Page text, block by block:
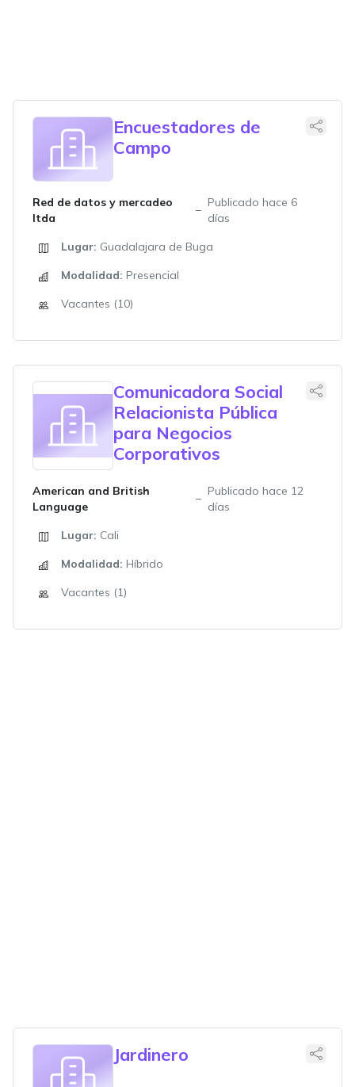
Encuestadores de
Campo
Red de datos y mercadeo
ltda
Publicado hace 6
días
Lugar: Guadalajara de Buga
Modalidad: Presencial
Vacantes (10)
Comunicadora Social
Relacionista Pública
para Negocios
Corporativos
American and British
Language
Publicado hace 12
días
Lugar: Cali
Modalidad: Híbrido
Vacantes (1)
Jardinero